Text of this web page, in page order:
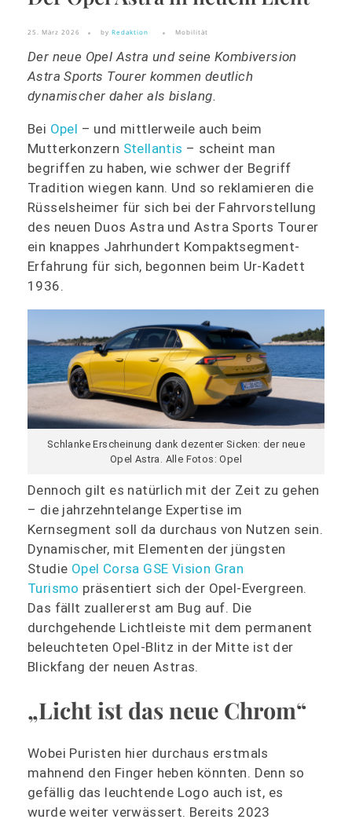
25. März 2026 by Redaktion Mobilität
Der neue Opel Astra und seine Kombiversion
Astra Sports Tourer kommen deutlich
dynamischer daher als bislang.
Bei Opel – und mittlerweile auch beim
Mutterkonzern Stellantis – scheint man
begriffen zu haben, wie schwer der Begriff
Tradition wiegen kann. Und so reklamieren die
Rüsselsheimer für sich bei der Fahrvorstellung
des neuen Duos Astra und Astra Sports Tourer
ein knappes Jahrhundert Kompaktsegment-
Erfahrung für sich, begonnen beim Ur-Kadett
1936.
Schlanke Erscheinung dank dezenter Sicken: der neue
Opel Astra. Alle Fotos: Opel
Dennoch gilt es natürlich mit der Zeit zu gehen
– die jahrzehntelange Expertise im
Kernsegment soll da durchaus von Nutzen sein.
Dynamischer, mit Elementen der jüngsten
Studie Opel Corsa GSE Vision Gran
Turismo präsentiert sich der Opel-Evergreen.
Das fällt zuallererst am Bug auf. Die
durchgehende Lichtleiste mit dem permanent
beleuchteten Opel-Blitz in der Mitte ist der
Blickfang der neuen Astras.
„Licht ist das neue Chrom“
Wobei Puristen hier durchaus erstmals
mahnend den Finger heben könnten. Denn so
gefällig das leuchtende Logo auch ist, es
wurde weiter verwässert. Bereits 2023